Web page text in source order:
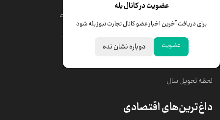
عضویت در کانال بله
برای دریافت آخرین اخبار عضو کانال تجارت نیوز بله شود
عضویت دوباره نشان نده
قیمت درهم امارات
خبرهای مهم
لحظه تحویل سال
داغ‌ترین‌های اقتصادی